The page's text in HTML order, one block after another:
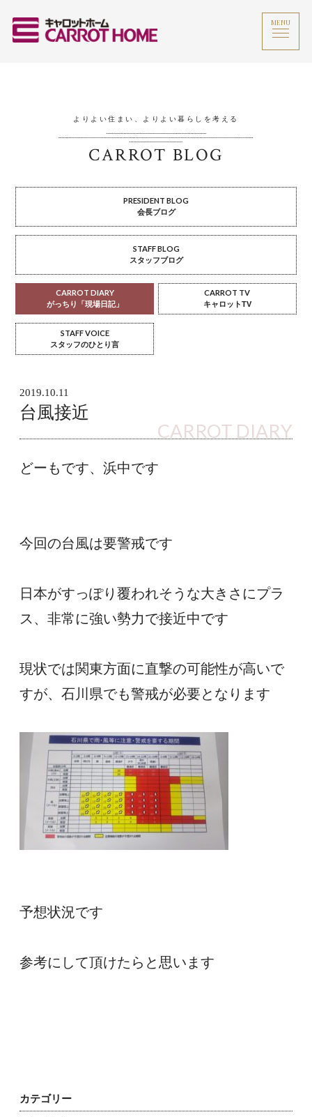
MENU
よりよい住まい、よりよい暮らしを考える
CARROT BLOG
PRESIDENT BLOG
会長ブログ
STAFF BLOG
スタッフブログ
CARROT DIARY
がっちり「現場日記」
CARROT TV
キャロットTV
STAFF VOICE
スタッフのひとり言
2019.10.11
台風接近
CARROT DIARY
どーもです、浜中です
今回の台風は要警戒です
日本がすっぽり覆われそうな大きさにプラ
ス、非常に強い勢力で接近中です
現状では関東方面に直撃の可能性が高いで
すが、石川県でも警戒が必要となります
予想状況です
参考にして頂けたらと思います
カテゴリー